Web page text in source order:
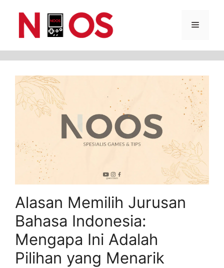
Menu
Alasan Memilih Jurusan
Bahasa Indonesia:
Mengapa Ini Adalah
Pilihan yang Menarik